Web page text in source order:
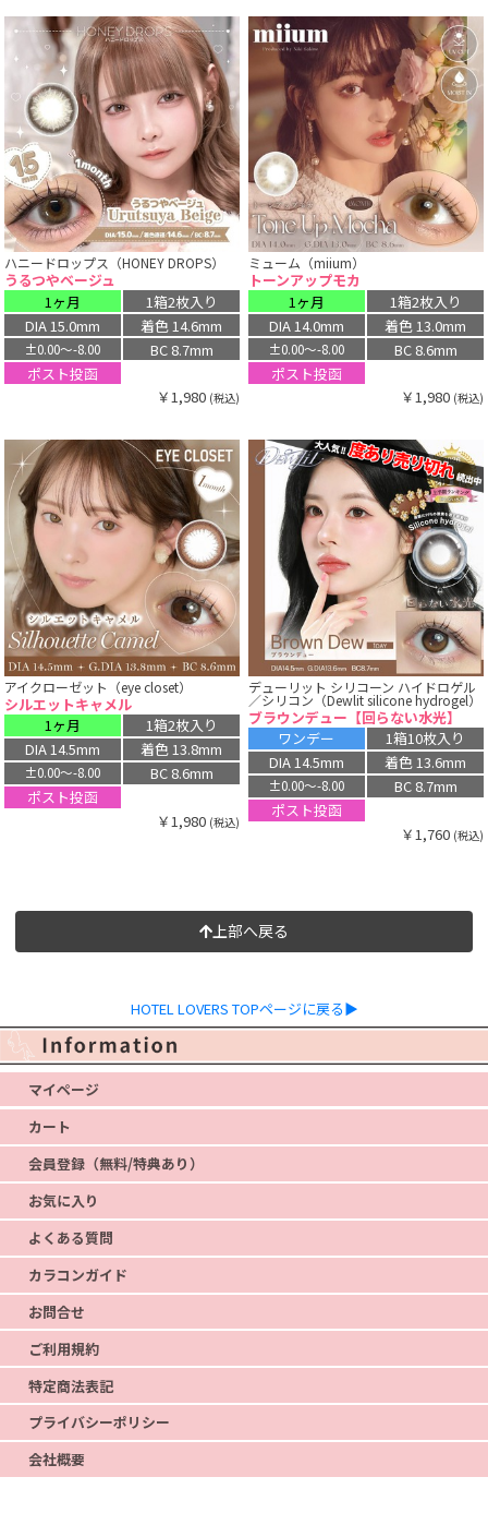
ハニードロップス（HONEY DROPS）
うるつやベージュ
1ヶ月
1箱2枚入り
DIA 15.0mm
着色 14.6mm
±0.00〜-8.00
BC 8.7mm
ポスト投函
￥1,980 (税込)
ミューム（miium）
トーンアップモカ
1ヶ月
1箱2枚入り
DIA 14.0mm
着色 13.0mm
±0.00〜-8.00
BC 8.6mm
ポスト投函
￥1,980 (税込)
アイクローゼット（eye closet）
シルエットキャメル
1ヶ月
1箱2枚入り
DIA 14.5mm
着色 13.8mm
±0.00〜-8.00
BC 8.6mm
ポスト投函
￥1,980 (税込)
デューリット シリコーン ハイドロゲル
／シリコン（Dewlit silicone hydrogel）
ブラウンデュー【回らない水光】
ワンデー
1箱10枚入り
DIA 14.5mm
着色 13.6mm
±0.00〜-8.00
BC 8.7mm
ポスト投函
￥1,760 (税込)
上部へ戻る
HOTEL LOVERS TOPページに戻る▶
マイページ
カート
会員登録（無料/特典あり）
お気に入り
よくある質問
カラコンガイド
お問合せ
ご利用規約
特定商法表記
プライバシーポリシー
会社概要